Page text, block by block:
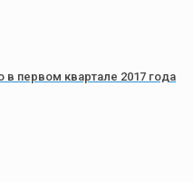
первом квартале 2017 года